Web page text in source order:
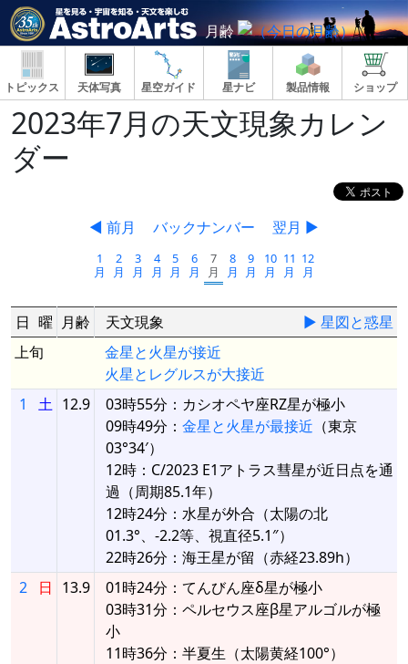
月齢
トピックス 天体写真 星空ガイド 星ナビ 製品情報 ショップ
2023年7月の天文現象カレン
ダー
◀ 前月 バックナンバー 翌月 ▶
1
月
2
月
3
月
4
月
5
月
6
月
7
月
8
月
9
月
10
月
11
月
12
月
日 曜 月齢 天文現象
▶ 星図と惑星
上旬
金星と火星が接近
火星とレグルスが大接近
1
土 12.9
03時55分：カシオペヤ座RZ星が極小
09時49分： 金星と火星が最接近 （東京
03°34′）
12時：C/2023 E1アトラス彗星が近日点を通
過（周期85.1年）
12時24分：水星が外合（太陽の北
01.3°、-2.2等、視直径5.1″）
22時26分：海王星が留（赤経23.89h）
2
日 13.9
01時24分：てんびん座δ星が極小
03時31分：ペルセウス座β星アルゴルが極
小
11時36分：半夏生（太陽黄経100°）